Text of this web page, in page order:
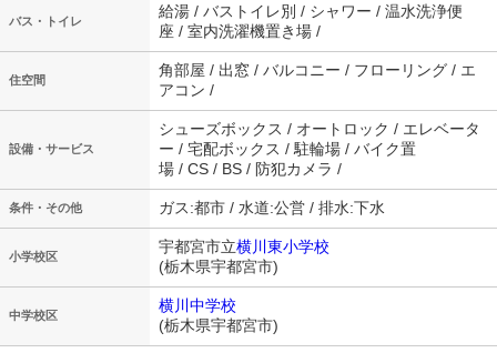
バス・トイレ
給湯 / バストイレ別 / シャワー / 温水洗浄便
座 / 室内洗濯機置き場 /
住空間
角部屋 / 出窓 / バルコニー / フローリング / エ
アコン /
設備・サービス
シューズボックス / オートロック / エレベータ
ー / 宅配ボックス / 駐輪場 / バイク置
場 / CS / BS / 防犯カメラ /
条件・その他 ガス:都市 / 水道:公営 / 排水:下水
小学校区
宇都宮市立横川東小学校
(栃木県宇都宮市)
中学校区
横川中学校
(栃木県宇都宮市)